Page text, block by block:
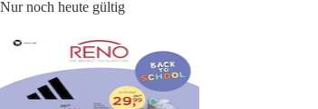
Nur noch heute gültig